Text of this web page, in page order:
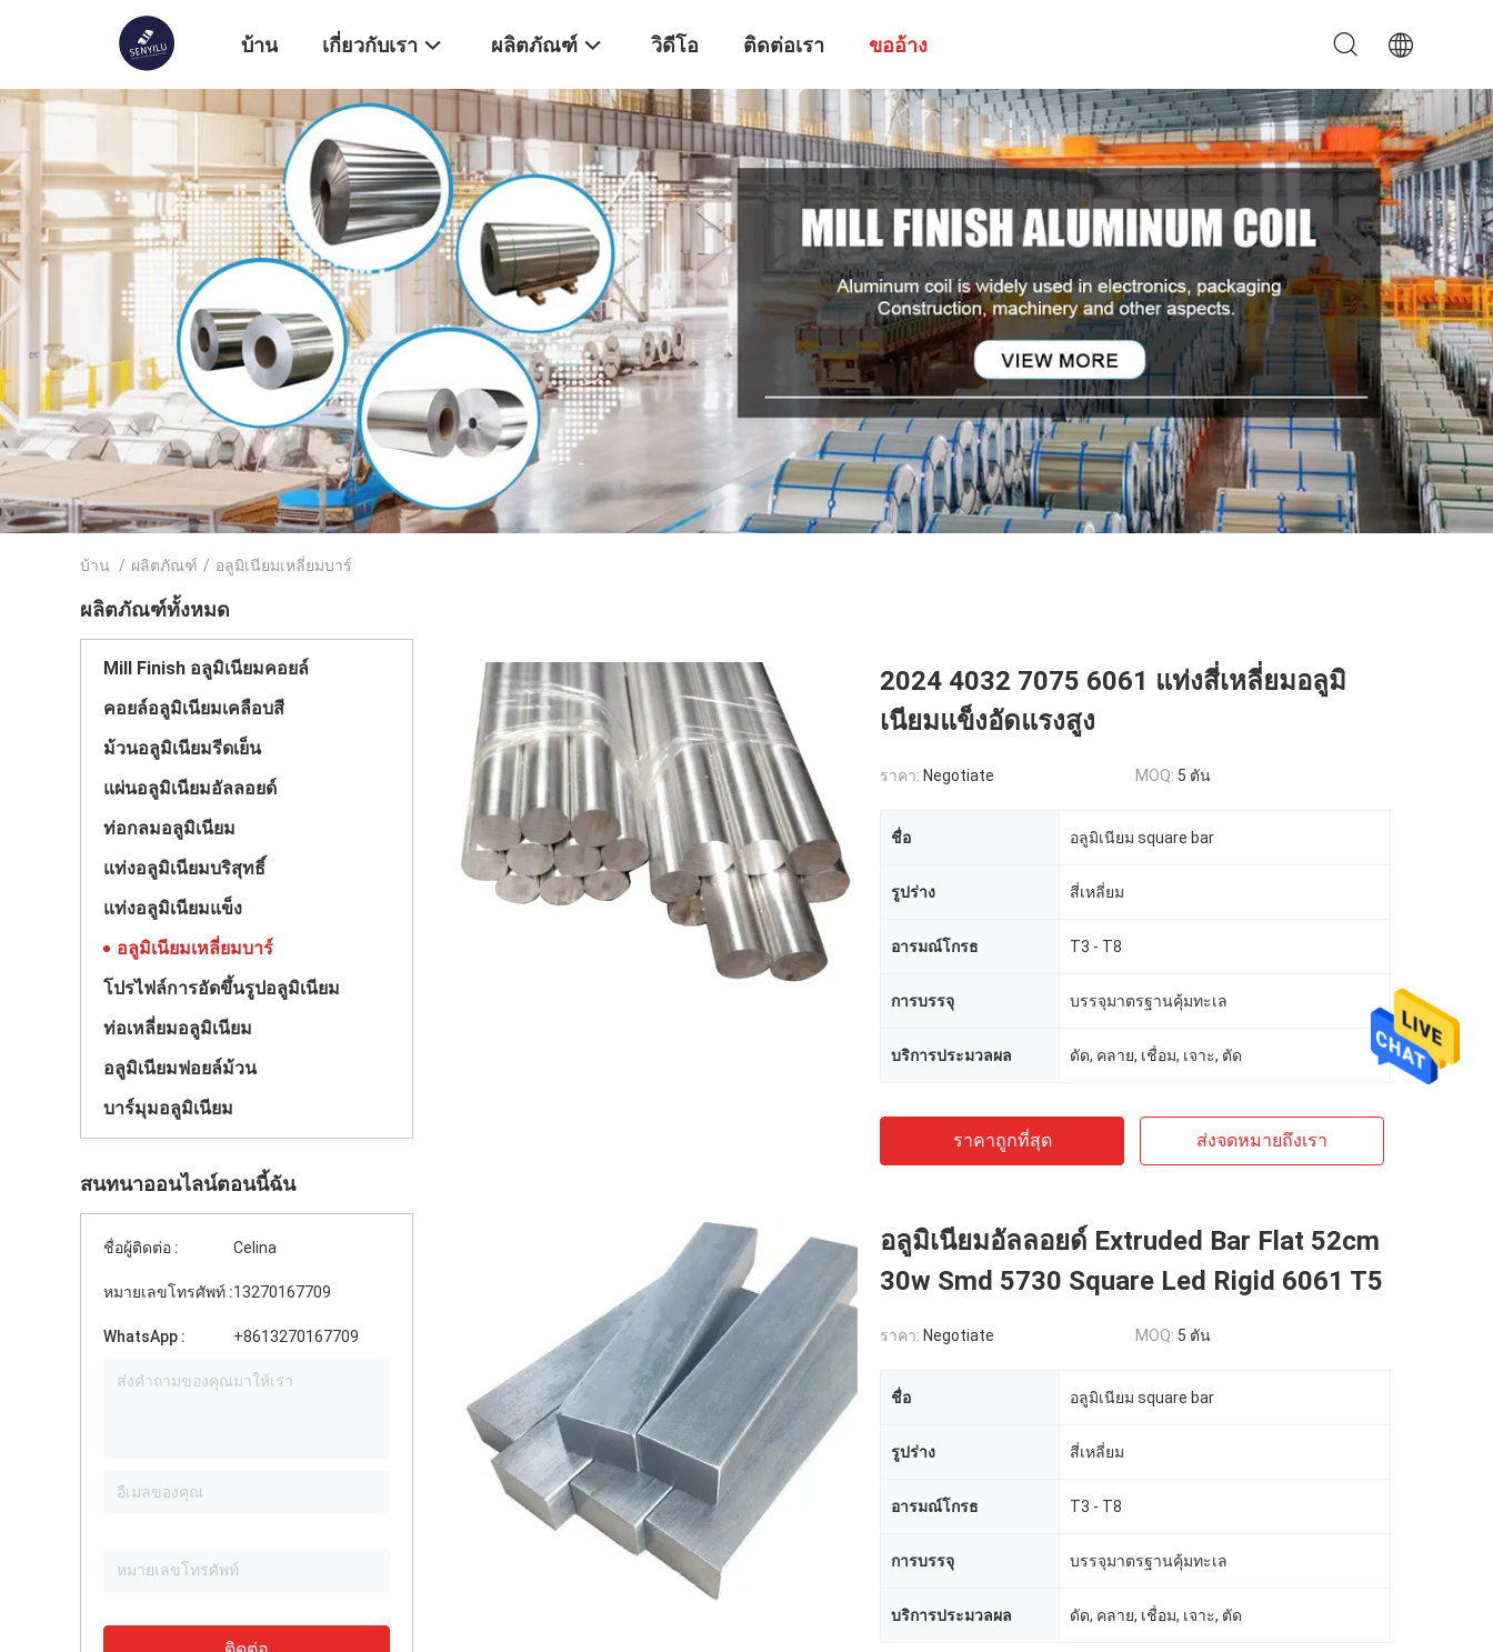
บ้าน เกี่ยวกับเรา ผลิตภัณฑ์ วิดีโอ ติดต่อเรา ขออ้าง
บ้าน / ผลิตภัณฑ์ / อลูมิเนียมเหลี่ยมบาร์
ผลิตภัณฑ์ทั้งหมด
Mill Finish อลูมิเนียมคอยล์
คอยล์อลูมิเนียมเคลือบสี
ม้วนอลูมิเนียมรีดเย็น
แผ่นอลูมิเนียมอัลลอยด์
ท่อกลมอลูมิเนียม
แท่งอลูมิเนียมบริสุทธิ์
แท่งอลูมิเนียมแข็ง
อลูมิเนียมเหลี่ยมบาร์
โปรไฟล์การอัดขึ้นรูปอลูมิเนียม
ท่อเหลี่ยมอลูมิเนียม
อลูมิเนียมฟอยล์ม้วน
บาร์มุมอลูมิเนียม
สนทนาออนไลน์ตอนนี้ฉัน
ชื่อผู้ติดต่อ : Celina
หมายเลขโทรศัพท์ :13270167709
WhatsApp : +8613270167709
2024 4032 7075 6061 แท่งสี่เหลี่ยมอลูมิ
เนียมแข็งอัดแรงสูง
ราคา: Negotiate MOQ: 5 ตัน
ชื่อ อลูมิเนียม square bar
รูปร่าง สี่เหลี่ยม
อารมณ์โกรธ T3 - T8
การบรรจุ บรรจุมาตรฐานคุ้มทะเล
บริการประมวลผล ดัด, คลาย, เชื่อม, เจาะ, ตัด
ราคาถูกที่สุด ส่งจดหมายถึงเรา
อลูมิเนียมอัลลอยด์ Extruded Bar Flat 52cm
30w Smd 5730 Square Led Rigid 6061 T5
ราคา: Negotiate MOQ: 5 ตัน
ชื่อ อลูมิเนียม square bar
รูปร่าง สี่เหลี่ยม
อารมณ์โกรธ T3 - T8
การบรรจุ บรรจุมาตรฐานคุ้มทะเล
บริการประมวลผล ดัด, คลาย, เชื่อม, เจาะ, ตัด